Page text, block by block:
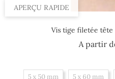
APERÇU RAPIDE
Vis tige filetée tête
A partir
5 x 50 mm 5 x 60 mm